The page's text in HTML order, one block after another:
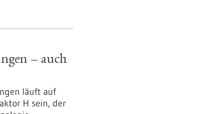
– auch
läuft auf
H sein, der